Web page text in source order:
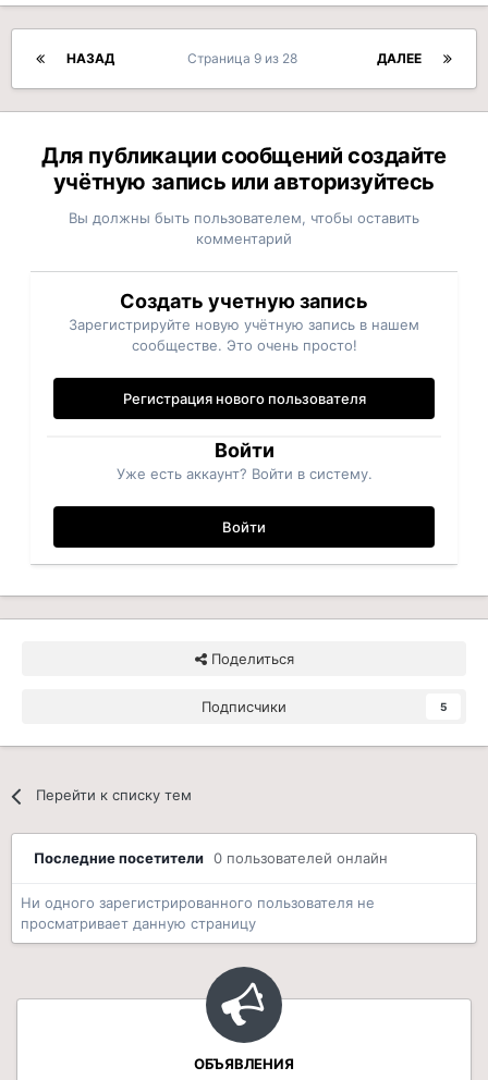
НАЗАД ДАЛЕЕ
Страница 9 из 28
Для публикации сообщений создайте
учётную запись или авторизуйтесь
Вы должны быть пользователем, чтобы оставить
комментарий
Создать учетную запись
Зарегистрируйте новую учётную запись в нашем
сообществе. Это очень просто!
Регистрация нового пользователя
Войти
Уже есть аккаунт? Войти в систему.
Войти
Поделиться
Подписчики 5
Перейти к списку тем
Последние посетители 0 пользователей онлайн
Ни одного зарегистрированного пользователя не
просматривает данную страницу
ОБЪЯВЛЕНИЯ